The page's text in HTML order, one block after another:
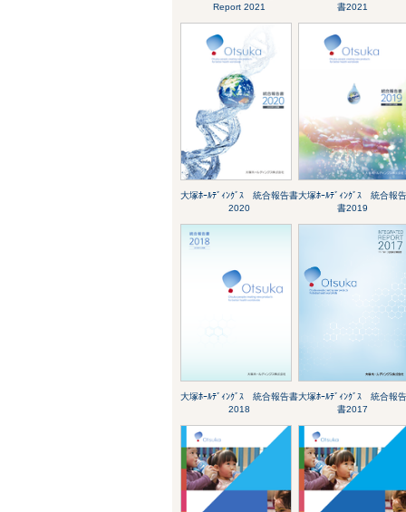
Report 2021
書2021
大塚ﾎｰﾙﾃﾞｨﾝｸﾞｽ 統合報告書
2020
大塚ﾎｰﾙﾃﾞｨﾝｸﾞｽ 統合報
書2019
大塚ﾎｰﾙﾃﾞｨﾝｸﾞｽ 統合報告書
2018
大塚ﾎｰﾙﾃﾞｨﾝｸﾞｽ 統合報
書2017